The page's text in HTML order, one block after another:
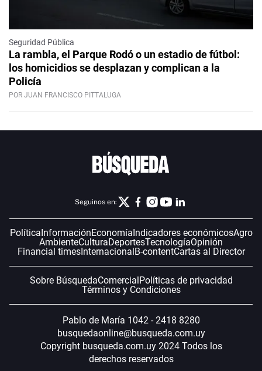
Seguridad Pública
La rambla, el Parque Rodó o un estadio de fútbol:
los homicidios se desplazan y complican a la
Policía
POR JUAN FRANCISCO PITTALUGA
Seguinos en:
Política InformaciónEconomía Indicadores económicosAgro
AmbienteCulturaDeportesTecnologíaOpinión
Financial timesInternacional B-contentCartas al Director
Sobre BúsquedaComercial Políticas de privacidad
Términos y Condiciones
Pablo de María 1042 - 2418 8280
busquedaonline@busqueda.com.uy
Copyright busqueda.com.uy 2024 Todos los
derechos reservados